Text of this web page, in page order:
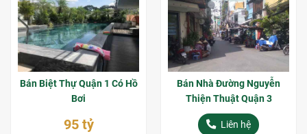
Bán Biệt Thự Quận 1 Có Hồ
Bơi
95 tỷ
Bán Nhà Đường Nguyễn
Thiện Thuật Quận 3
Liên hệ